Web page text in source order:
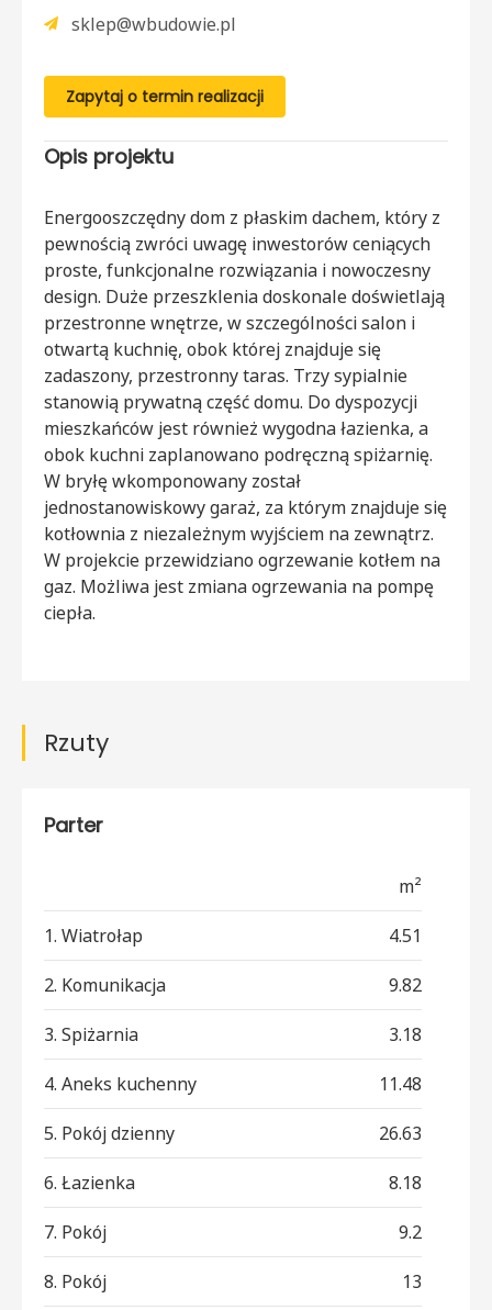
sklep@wbudowie.pl
Zapytaj o termin realizacji
Opis projektu
Energooszczędny dom z płaskim dachem, który z
pewnością zwróci uwagę inwestorów ceniących
proste, funkcjonalne rozwiązania i nowoczesny
design. Duże przeszklenia doskonale doświetlają
przestronne wnętrze, w szczególności salon i
otwartą kuchnię, obok której znajduje się
zadaszony, przestronny taras. Trzy sypialnie
stanowią prywatną część domu. Do dyspozycji
mieszkańców jest również wygodna łazienka, a
obok kuchni zaplanowano podręczną spiżarnię.
W bryłę wkomponowany został
jednostanowiskowy garaż, za którym znajduje się
kotłownia z niezależnym wyjściem na zewnątrz.
W projekcie przewidziano ogrzewanie kotłem na
gaz. Możliwa jest zmiana ogrzewania na pompę
ciepła.
Rzuty
Parter
m²
1. Wiatrołap 4.51
2. Komunikacja 9.82
3. Spiżarnia 3.18
4. Aneks kuchenny 11.48
5. Pokój dzienny 26.63
6. Łazienka 8.18
7. Pokój 9.2
8. Pokój 13